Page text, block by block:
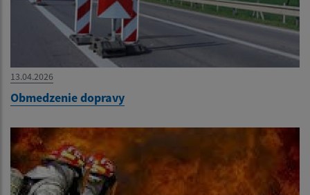
13.04.2026
Obmedzenie dopravy